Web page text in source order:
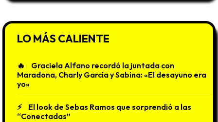
LO MÁS CALIENTE
Graciela Alfano recordó la juntada con
Maradona, Charly García y Sabina: «El desayuno era
yo»
El look de Sebas Ramos que sorprendió a las
“Conectadas”